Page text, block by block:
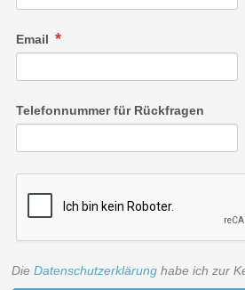
1 Schlafzimmer mit Boxspringbetten
1 Wohnschlafraum mit
Sofa
Email
Telefonnummer für Rückfragen
Die Datenschutzerklärung habe ich zur